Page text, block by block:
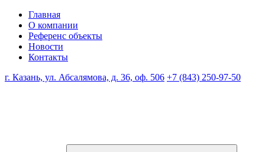
Главная
О компании
Референс объекты
Новости
Контакты
г. Казань, ул. Абсалямова, д. 36, оф. 506 +7 (843) 250-97-50